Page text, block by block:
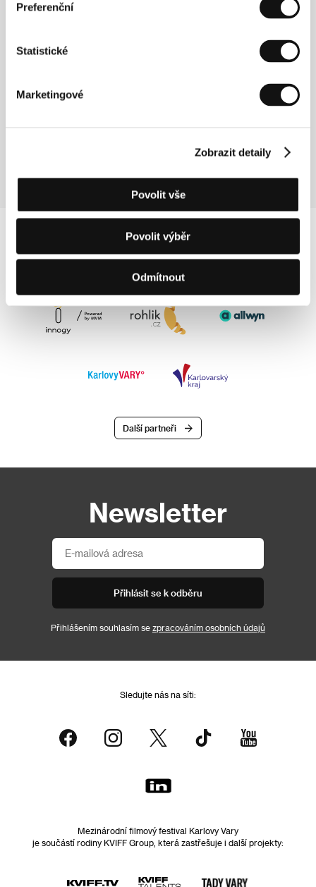
Preferenční
Statistické
Marketingové
Zobrazit detaily
Povolit vše
Povolit výběr
Odmítnout
Marius Holst (1965, Oslo) studoval na filmové škole v
snímkem Visiting Hours, za nějž získal řadu ocenění
hjertet (1994) měl velký ohlas nejen mezi norskými
diváky, ale dostal také „Blue Angel Award“ v Berlíně a
působí též ve filmové produkční společnosti.
Další partneři
Newsletter
Přihlásit se k odběru
Přihlášením souhlasím se zpracováním osobních údajů
Sledujte nás na síti:
Mezinárodní filmový festival Karlovy Vary
je součástí rodiny KVIFF Group, která zastřešuje i další projekty: